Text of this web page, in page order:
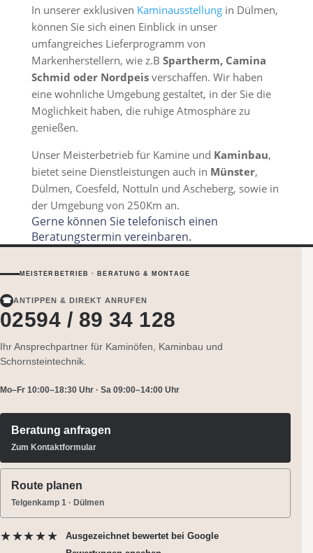
In unserer exklusiven Kaminausstellungin Dülmen,
können Sie sich einen Einblick in unser
umfangreiches Lieferprogramm von
Markenherstellern, wie z.B Spartherm, Camina
Schmid oder Nordpeisverschaffen. Wir haben
eine wohnliche Umgebung gestaltet, in der Sie die
Möglichkeit haben, die ruhige Atmosphäre zu
genießen.
Unser Meisterbetrieb für Kamine und Kaminbau,
bietet seine Dienstleistungen auch in Münster,
Dülmen, Coesfeld, Nottuln und Ascheberg, sowie in
der Umgebung von 250Km an.
Gerne können Sie telefonisch einen
Beratungstermin vereinbaren.
MEISTERBETRIEB · BERATUNG & MONTAGE
☎ ANTIPPEN & DIREKT ANRUFEN
02594 / 89 34 128
Ihr Ansprechpartner für Kaminöfen, Kaminbau und
Schornsteintechnik.
Mo–Fr 10:00–18:30 Uhr · Sa 09:00–14:00 Uhr
Beratung anfragen
Zum Kontaktformular
Route planen
Telgenkamp 1 · Dülmen
★★★★★ Ausgezeichnet bewertetbei Google